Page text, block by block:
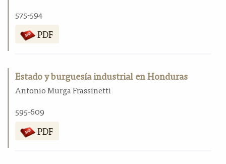
575-594
PDF
Estado y burguesía industrial en Honduras
Antonio Murga Frassinetti
595-609
PDF